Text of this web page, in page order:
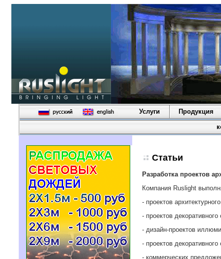
Услуги Продукция
Статьи
Разработка проектов
Компания Ruslight
- проектов
- проектов
- дизайн-проектов
- проектов
- коммерческих